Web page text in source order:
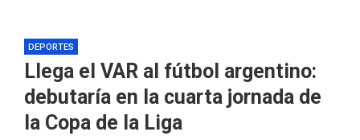
DEPORTES
Llega el VAR al fútbol argentino:
debutaría en la cuarta jornada de
la Copa de la Liga